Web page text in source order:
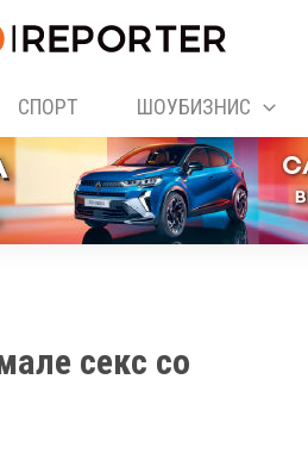
СПОРТ ШОУБИЗНИС
секс со